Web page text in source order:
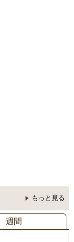
もっと見る
週間